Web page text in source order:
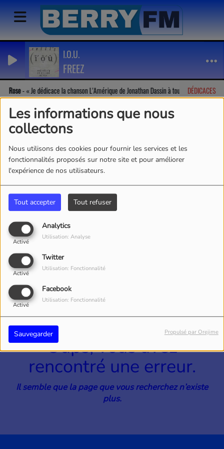
Les informations que nous
collectons
Nous utilisons des cookies pour fournir les services et les
fonctionnalités proposés sur notre site et pour améliorer
l'expérience de nos utilisateurs.
Tout accepter Tout refuser
Analytics
Activé
Utilisation: Analyse
Twitter
Activé
Utilisation: Fonctionnalité
Facebook
Activé
Utilisation: Fonctionnalité
Sauvegarder Propulsé par Orejime
I.O.U.
FREEZ
DÉDICACES
Rose- Je dédicace la chanson L'Amérique de Jonathan Dassin à tous!!
Oups, vous avez
rencontré une erreur.
Il semble que la page que vous recherchez n’existe
plus.